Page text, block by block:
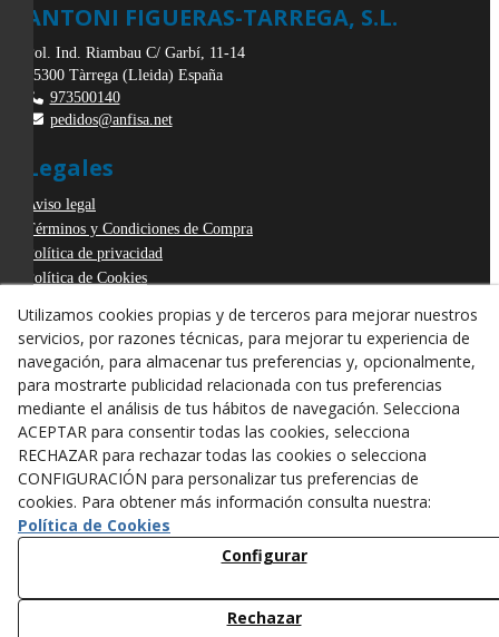
ANTONI FIGUERAS-TARREGA, S.L.
Pol. Ind. Riambau C/ Garbí, 11-14
25300 Tàrrega (Lleida) España
973500140
pedidos@anfisa.net
Legales
Aviso legal
Términos y Condiciones de Compra
Política de privacidad
Política de Cookies
Derecho de desistimiento
Utilizamos cookies propias y de terceros para mejorar nuestros
servicios, por razones técnicas, para mejorar tu experiencia de
navegación, para almacenar tus preferencias y, opcionalmente,
para mostrarte publicidad relacionada con tus preferencias
mediante el análisis de tus hábitos de navegación. Selecciona
ACEPTAR para consentir todas las cookies, selecciona
RECHAZAR para rechazar todas las cookies o selecciona
CONFIGURACIÓN para personalizar tus preferencias de
cookies. Para obtener más información consulta nuestra:
Política de Cookies
Configurar
Rechazar